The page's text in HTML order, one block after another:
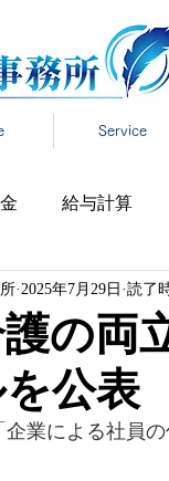
Service
給与計算
宅勤務 税制
表 年末調整
の両
公表
2025年7月29日 読了
業による社員